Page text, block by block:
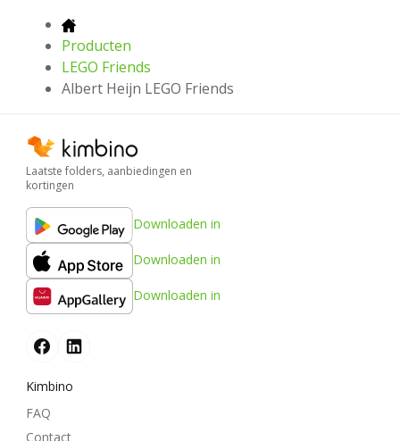
Producten
LEGO Friends
Albert Heijn LEGO Friends
Laatste folders, aanbiedingen en
kortingen
Downloaden in
Downloaden in
Downloaden in
Kimbino
FAQ
Contact